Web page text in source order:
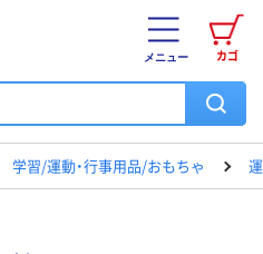
カゴ
メニュー
学習/運動・行事用品/おもちゃ